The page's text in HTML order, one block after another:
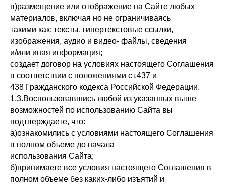
в)размещение или отображение на Сайте любых
материалов, включая но не ограничиваясь
такими как: тексты, гипертекстовые ссылки,
изображения, аудио и видео- файлы, сведения
и/или иная информация;
создает договор на условиях настоящего Соглашения
в соответствии с положениями ст.437 и
438 Гражданского кодекса Российской Федерации.
1.3.Воспользовавшись любой из указанных выше
возможностей по использованию Сайта вы
подтверждаете, что:
а)ознакомились с условиями настоящего Соглашения
в полном объеме до начала
использования Сайта;
б)принимаете все условия настоящего Соглашения в
полном объеме без каких-либо изъятий и